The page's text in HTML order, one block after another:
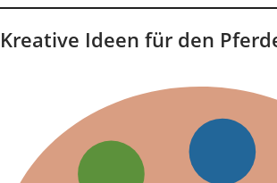
Kreative Ideen für den